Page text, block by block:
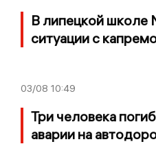
В липецкой школе
ситуации с
03/08 10:49
Три человека
аварии на